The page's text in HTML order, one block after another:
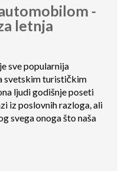
-
letnja
sve popularnija
svetskim turističkim
ljudi godišnje poseti
iz poslovnih razloga, ali
svega onoga što naša